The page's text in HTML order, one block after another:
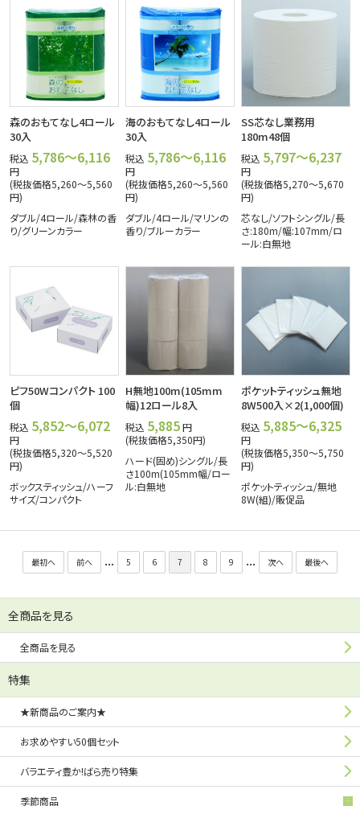
森のおもてなし4ロール
30入
税込 5,786～6,116
円
(税抜価格5,260～5,560
円)
ダブル/4ロール/森林の香
り/グリーンカラー
海のおもてなし4ロール
30入
税込 5,786～6,116
円
(税抜価格5,260～5,560
円)
ダブル/4ロール/マリンの
香り/ブルーカラー
SS芯なし業務用
180m48個
税込 5,797～6,237
円
(税抜価格5,270～5,670
円)
芯なし/ソフトシングル/長
さ:180m/幅:107mm/ロ
ール:白無地
ピフ50Wコンパクト 100
個
税込 5,852～6,072
円
(税抜価格5,320～5,520
円)
ボックスティッシュ/ハーフ
サイズ/コンパクト
H無地100m(105mm
幅)12ロール8入
税込 5,885円
(税抜価格5,350円)
ハード(固め)シングル/長
さ100m(105mm幅/ロー
ル:白無地
ポケットティッシュ無地
8W500入×2(1,000個)
税込 5,885～6,325
円
(税抜価格5,350～5,750
円)
ポケットティッシュ/無地
8W(組)/販促品
最初へ 前へ ... 5 6 7 8 9 ... 次へ 最後へ
全商品を見る
全商品を見る
特集
★新商品のご案内★
お求めやすい50個セット
バラエティ豊か!ばら売り特集
季節商品